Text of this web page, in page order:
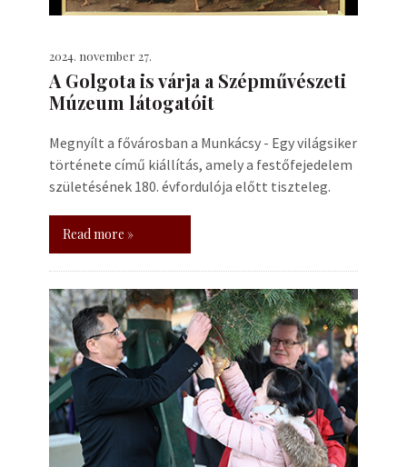
2024. november 27.
A Golgota is várja a Szépművészeti
Múzeum látogatóit
Megnyílt a fővárosban a Munkácsy - Egy világsiker
története című kiállítás, amely a festőfejedelem
születésének 180. évfordulója előtt tiszteleg.
Read more »